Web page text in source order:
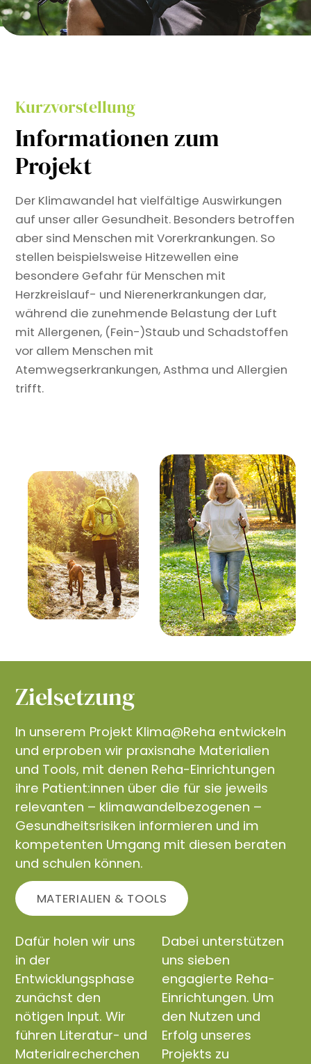
Kurzvorstellung
Informationen zum
Projekt
Der Klimawandel hat vielfältige Auswirkungen
auf unser aller Gesundheit. Besonders betroffen
aber sind Menschen mit Vorerkrankungen. So
stellen beispielsweise Hitzewellen eine
besondere Gefahr für Menschen mit
Herzkreislauf- und Nierenerkrankungen dar,
während die zunehmende Belastung der Luft
mit Allergenen, (Fein-)Staub und Schadstoffen
vor allem Menschen mit
Atemwegserkrankungen, Asthma und Allergien
trifft.
Zielsetzung
In unserem Projekt Klima@Reha entwickeln
und erproben wir praxisnahe Materialien
und Tools, mit denen Reha-Einrichtungen
ihre Patient:innen über die für sie jeweils
relevanten – klimawandelbezogenen –
Gesundheitsrisiken informieren und im
kompetenten Umgang mit diesen beraten
und schulen können.
MATERIALIEN & TOOLS
Dafür holen wir uns
in der
Entwicklungsphase
zunächst den
nötigen Input. Wir
führen Literatur- und
Materialrecherchen
Dabei unterstützen
uns sieben
engagierte Reha-
Einrichtungen. Um
den Nutzen und
Erfolg unseres
Projekts zu